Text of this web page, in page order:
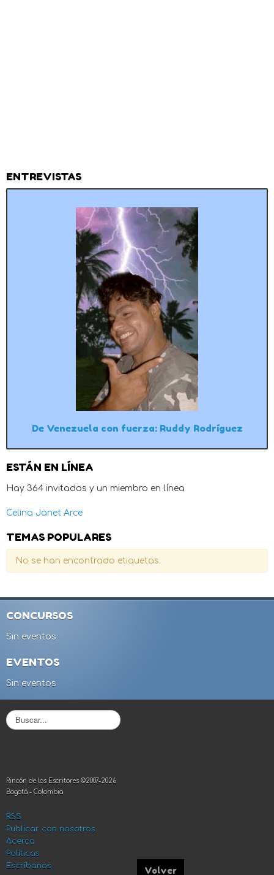
ENTREVISTAS
De Venezuela con fuerza: Ruddy Rodríguez
ESTÁN EN LÍNEA
Hay 364 invitados y un miembro en línea
Celina Janet Arce
TEMAS POPULARES
No se han encontrado etiquetas.
CONCURSOS
Sin eventos
EVENTOS
Sin eventos
B
u
r
.
.
Rincón de los Escritores ©2007-2026
Bogotá - Colombia
RSS
Publicar con nosotros
Acerca
Políticas
Escríbanos
Volver